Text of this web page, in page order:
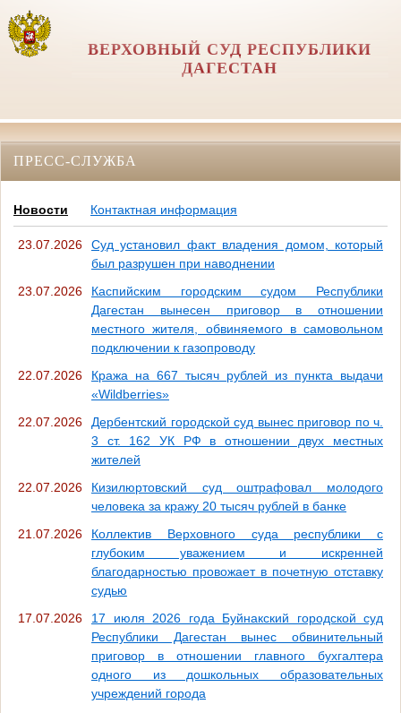
ВЕРХОВНЫЙ СУД РЕСПУБЛИКИ
ДАГЕСТАН
ПРЕСС-СЛУЖБА
Новости Контактная информация
23.07.2026
Суд установил факт владения домом, который
был разрушен при наводнении
23.07.2026
Каспийским городским судом Республики
Дагестан вынесен приговор в отношении
местного жителя, обвиняемого в самовольном
подключении к газопроводу
22.07.2026
Кража на 667 тысяч рублей из пункта выдачи
«Wildberries»
22.07.2026
Дербентский городской суд вынес приговор по ч.
3 ст. 162 УК РФ в отношении двух местных
жителей
22.07.2026
Кизилюртовский суд оштрафовал молодого
человека за кражу 20 тысяч рублей в банке
21.07.2026
Коллектив Верховного суда республики с
глубоким уважением и искренней
благодарностью провожает в почетную отставку
судью
17.07.2026
17 июля 2026 года Буйнакский городской суд
Республики Дагестан вынес обвинительный
приговор в отношении главного бухгалтера
одного из дошкольных образовательных
учреждений города